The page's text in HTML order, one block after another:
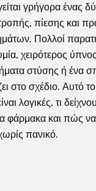
γρήγορα ένας
πίεσης και
Πολλοί
χειρότερος
στύσης ή ένα
στο σχέδιο. Αυτό
λογικές, τι
φάρμακα και πώς να
πανικό.